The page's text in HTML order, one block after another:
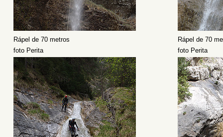
Rápel de 70 metros
Rápel de 70
foto Perita
foto Perita